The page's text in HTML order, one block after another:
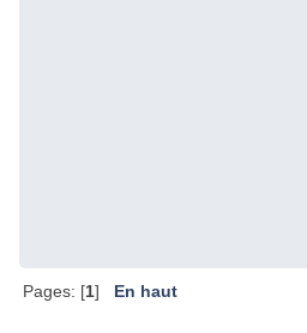
Pages: [1] En haut